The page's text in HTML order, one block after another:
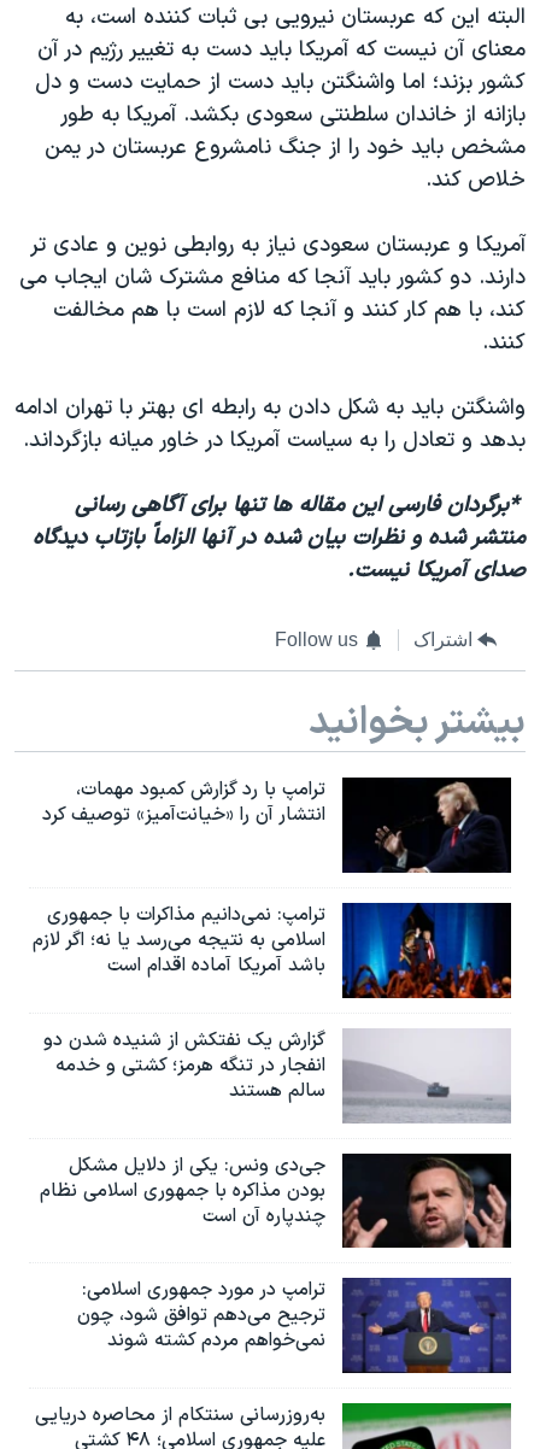
البته این که عربستان نیرویی بی ثبات کننده است، به
معنای آن نیست که آمریکا باید دست به تغییر رژیم در آن
کشور بزند؛ اما واشنگتن باید دست از حمایت دست و دل
بازانه از خاندان سلطنتی سعودی بکشد. آمریکا به طور
مشخص باید خود را از جنگ نامشروع عربستان در یمن
خلاص کند.
آمریکا و عربستان سعودی نیاز به روابطی نوین و عادی تر
دارند. دو کشور باید آنجا که منافع مشترک شان ایجاب می
کند، با هم کار کنند و آنجا که لازم است با هم مخالفت
کنند.
واشنگتن باید به شکل دادن به رابطه ای بهتر با تهران ادامه
بدهد و تعادل را به سیاست آمریکا در خاور میانه بازگرداند.
*برگردان فارسی این مقاله ها تنها برای آگاهی رسانی
منتشر شده و نظرات بیان شده در آنها الزاماً بازتاب دیدگاه
صدای آمریکا نیست.
اشتراک Follow us
بیشتر بخوانید
ترامپ با رد گزارش کمبود مهمات،
انتشار آن را «خیانت‌آمیز» توصیف کرد
ترامپ: نمی‌دانیم مذاکرات با جمهوری
اسلامی به نتیجه می‌رسد یا نه؛ اگر لازم
باشد آمریکا آماده اقدام است
گزارش یک نفتکش از شنیده شدن دو
انفجار در تنگه هرمز؛ کشتی و خدمه
سالم هستند
جی‌دی ونس: یکی از دلایل مشکل
بودن مذاکره با جمهوری اسلامی نظام
چندپاره آن است
ترامپ در مورد جمهوری اسلامی:
ترجیح می‌دهم توافق شود، چون
نمی‌خواهم مردم کشته شوند
به‌روزرسانی سنتکام از محاصره دریایی
علیه جمهوری اسلامی؛ ۴۸ کشتی